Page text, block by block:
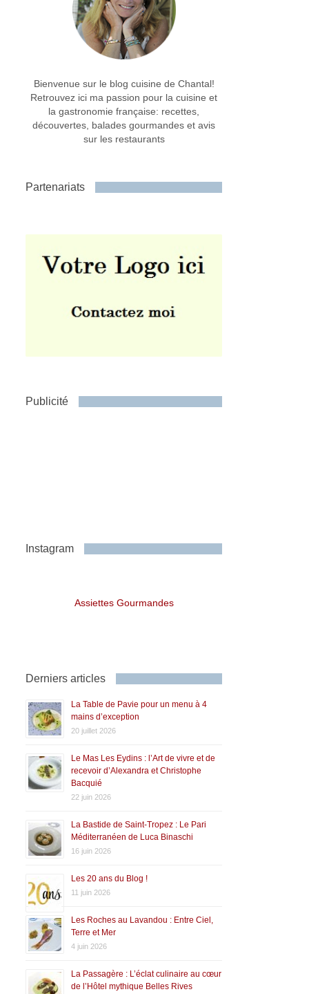
Bienvenue sur le blog cuisine de Chantal!
Retrouvez ici ma passion pour la cuisine et
la gastronomie française: recettes,
découvertes, balades gourmandes et avis
sur les restaurants
Partenariats
Publicité
Instagram
Assiettes Gourmandes
Derniers articles
La Table de Pavie pour un menu à 4
mains d’exception
20 juillet 2026
Le Mas Les Eydins : l’Art de vivre et de
recevoir d’Alexandra et Christophe
Bacquié
22 juin 2026
La Bastide de Saint-Tropez : Le Pari
Méditerranéen de Luca Binaschi
16 juin 2026
Les 20 ans du Blog !
11 juin 2026
Les Roches au Lavandou : Entre Ciel,
Terre et Mer
4 juin 2026
La Passagère : L’éclat culinaire au cœur
de l’Hôtel mythique Belles Rives